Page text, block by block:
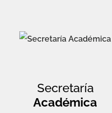
Secretaría
Académica